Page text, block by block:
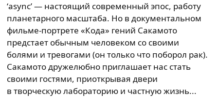
‘async’ — настоящий современный эпос, работу
планетарного масштаба. Но в документальном
фильме-портрете «Кода» гений Сакамото
предстает обычным человеком со своими
болями и тревогами (он только что поборол рак).
Сакамото дружелюбно приглашает нас стать
своими гостями, приоткрывая двери
в творческую лабораторию и частную жизнь...